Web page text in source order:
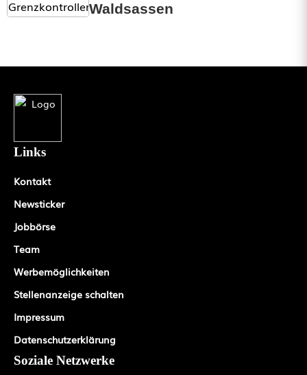
Waldsassen
Links
Kontakt
Newsticker
Jobbörse
Team
Werbemöglichkeiten
Stellenanzeige schalten
Impressum
Datenschutzerklärung
Soziale Netzwerke